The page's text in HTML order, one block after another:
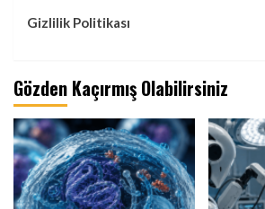
Gizlilik Politikası
Gözden Kaçırmış Olabilirsiniz